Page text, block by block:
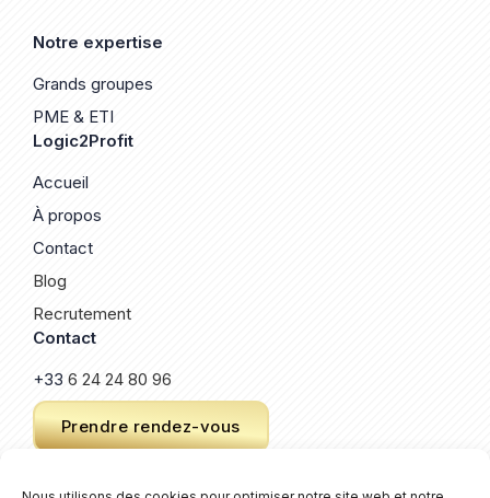
Notre expertise
Grands groupes
PME & ETI
Logic2Profit
Accueil
À propos
Contact
Blog
Recrutement
Contact
+33 6 24 24 80 96
Prendre rendez-vous